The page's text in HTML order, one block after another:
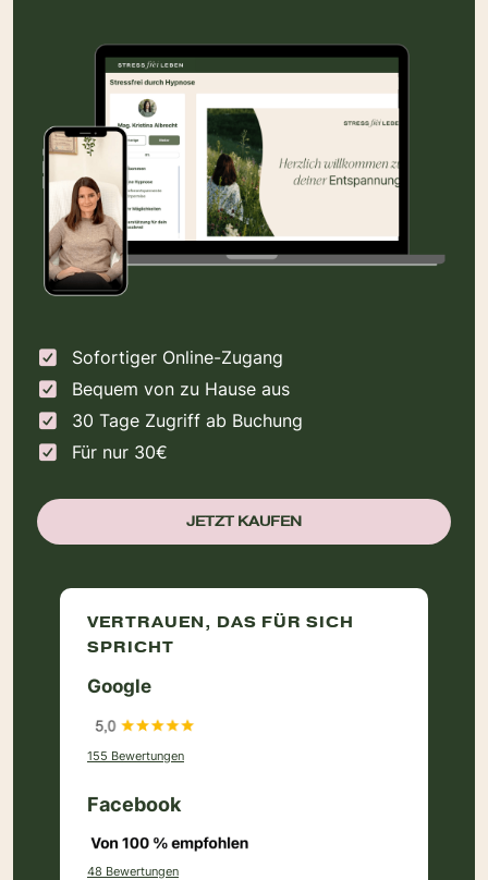
Sofortiger Online-Zugang
Bequem von zu Hause aus
30 Tage Zugriff ab Buchung
Für nur 30€
JETZT KAUFEN
VERTRAUEN, DAS FÜR SICH
SPRICHT
Google
155 Bewertungen
Facebook
48 Bewertungen